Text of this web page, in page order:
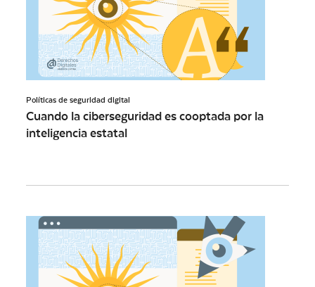
Políticas de seguridad digital
Cuando la ciberseguridad es cooptada por la
inteligencia estatal